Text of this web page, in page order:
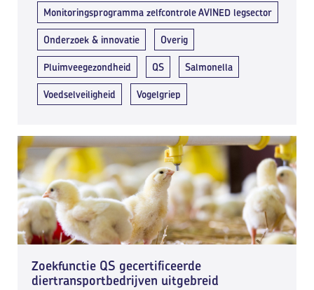
Monitoringsprogramma zelfcontrole AVINED legsector
Onderzoek & innovatie Overig
Pluimveegezondheid QS Salmonella
Voedselveiligheid Vogelgriep
Zoekfunctie QS gecertificeerde
diertransportbedrijven uitgebreid